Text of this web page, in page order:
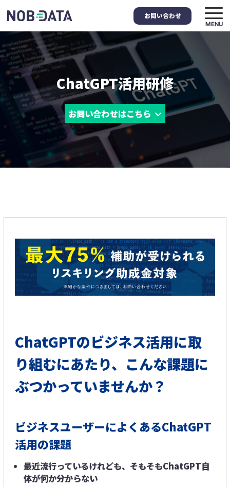
お問い合わせ
MENU
ChatGPT活用研修
お問い合わせはこちら
ChatGPTのビジネス活用に取
り組むにあたり、こんな課題に
ぶつかっていませんか？
ビジネスユーザーによくあるChatGPT
活用の課題
最近流行っているけれども、そもそもChatGPT自
体が何か分からない